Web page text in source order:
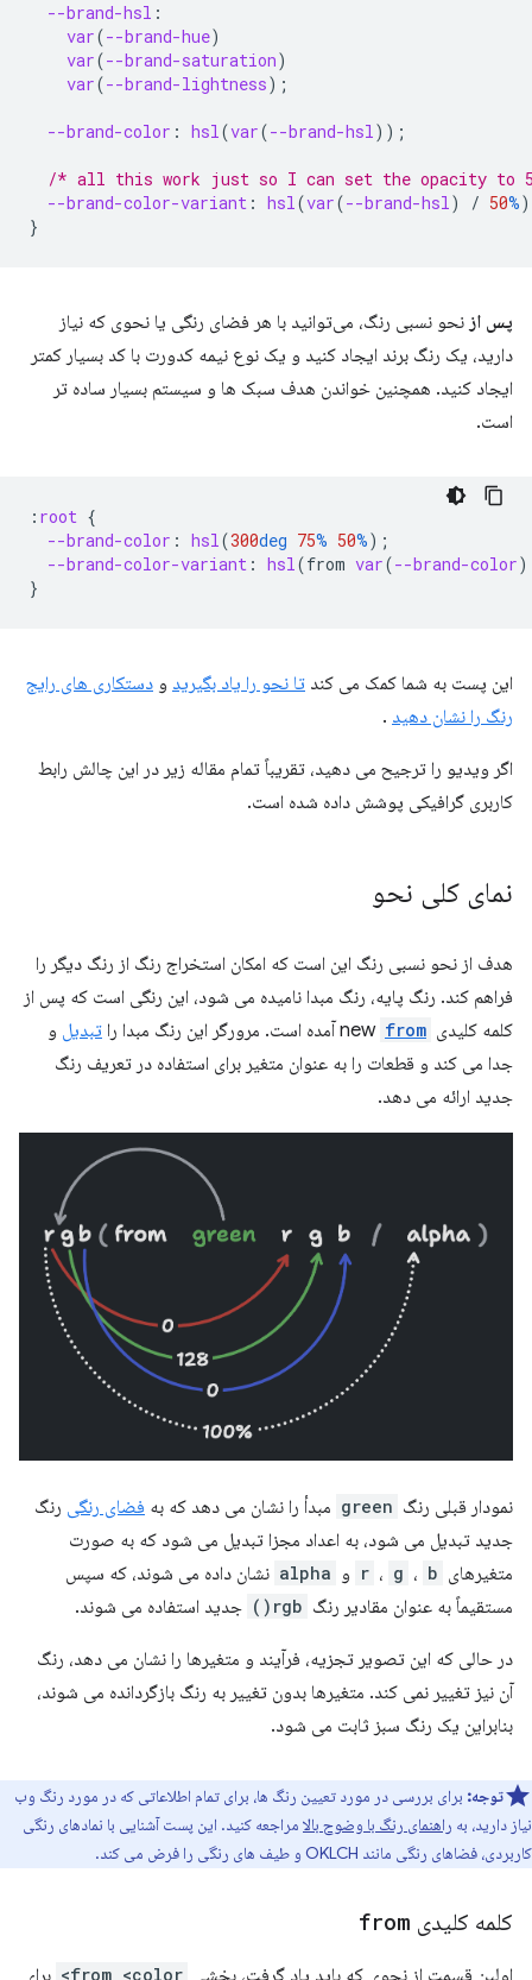
--brand-hsl :
var(--brand-hue)
var(--brand-saturation)
var(--brand-lightness);
--brand-color : hsl(var(--brand-hsl));
/* all this work just so I can set the opacity to
--brand-color-variant : hsl(var(--brand-hsl) / 50%
}
پس از نحو نسبی رنگ، می‌توانید با هر فضای رنگی یا نحوی که نیاز
دارید، یک رنگ برند ایجاد کنید و یک نوع نیمه کدورت با کد بسیار کمتر
ایجاد کنید. همچنین خواندن هدف سبک ها و سیستم بسیار ساده تر
است.
: root {
--brand-color : hsl(300deg 75% 50%);
--brand-color-variant : hsl(from var(--brand-color)
}
این پست به شما کمک می کند تا نحو را یاد بگیرید و دستکاری های رایج
رنگ را نشان دهید .
اگر ویدیو را ترجیح می دهید، تقریباً تمام مقاله زیر در این چالش رابط
کاربری گرافیکی پوشش داده شده است.
نمای کلی نحو
هدف از نحو نسبی رنگ این است که امکان استخراج رنگ از رنگ دیگر را
فراهم کند. رنگ پایه، رنگ مبدا نامیده می شود، این رنگی است که پس از
کلمه کلیدی new from آمده است. مرورگر این رنگ مبدا را تبدیل و
جدا می کند و قطعات را به عنوان متغیر برای استفاده در تعریف رنگ
جدید ارائه می دهد.
نمودار قبلی رنگ green مبدأ را نشان می دهد که به فضای رنگی رنگ
جدید تبدیل می شود، به اعداد مجزا تبدیل می شود که به صورت
متغیرهای
r ، g ، b و alpha نشان داده می شوند، که سپس
مستقیماً به عنوان مقادیر رنگ rgb() جدید استفاده می شوند.
در حالی که این تصویر تجزیه، فرآیند و متغیرها را نشان می دهد، رنگ
آن نیز تغییر نمی کند. متغیرها بدون تغییر به رنگ بازگردانده می شوند،
بنابراین یک رنگ سبز ثابت می شود.
توجه: برای بررسی در مورد تعیین رنگ ها، برای تمام اطلاعاتی که در مورد رنگ وب
نیاز دارید، به راهنمای رنگ با وضوح بالا مراجعه کنید. این پست آشنایی با نمادهای رنگی
کاربردی، فضاهای رنگی مانند OKLCH و طیف های رنگی را فرض می کند.
کلمه کلیدی from
اولین قسمت از نحوی که باید یاد گرفت، بخشی from <color> برای